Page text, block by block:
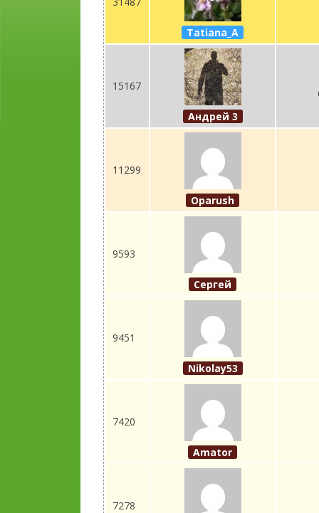
Tatiana_A
15167
Андрей 3
11299
Oparush
9593
Сергей
9451
Nikolay53
7420
Amator
7278